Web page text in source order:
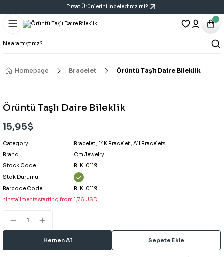
Fırsat Ürünlerini İncelediniz mi?
Homepage Bracelet Örüntü Taşlı Daire Bileklik
Örüntü Taşlı Daire Bileklik
15,95$
Category Bracelet, 14K Bracelet, All Bracelets
Brand
Cm Jewelry
Stock Code
BLKL0119
Stok Durumu
Barcode Code
BLKL0119
*Installments starting from 1,76 USD!
Hemen Al Sepete Ekle
Geri Dön
Bracelet
All Bracelets
Handcuff Bracelet
Geri Dön
Necklace
All Necklaces
Geri Dön
Earring
All Earrings
Triple Earring Sets